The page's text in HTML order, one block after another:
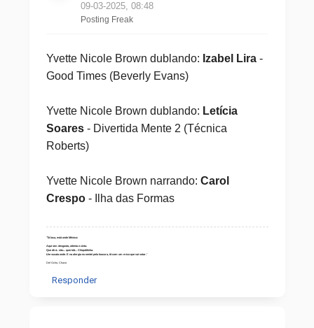
09-03-2025, 08:48
Posting Freak
Yvette Nicole Brown dublando: Izabel Lira-
Good Times (Beverly Evans)
Yvette Nicole Brown dublando: Letícia
Soares- Divertida Mente 2 (Técnica
Roberts)
Yvette Nicole Brown narrando: Carol
Crespo- Ilha das Formas
"Tá loca, está onde México:
Aqui sim desgosto, oitenta e cinto.
Que dirá.. não... queridá... Chiquititinha.
Lhe sucata onde. E na alergia eu sentei pela loucura, tô com um mico que vai votar."
Del Ocho, Chavo
Responder